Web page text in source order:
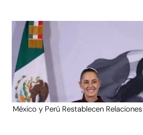
México y Perú Restablecen